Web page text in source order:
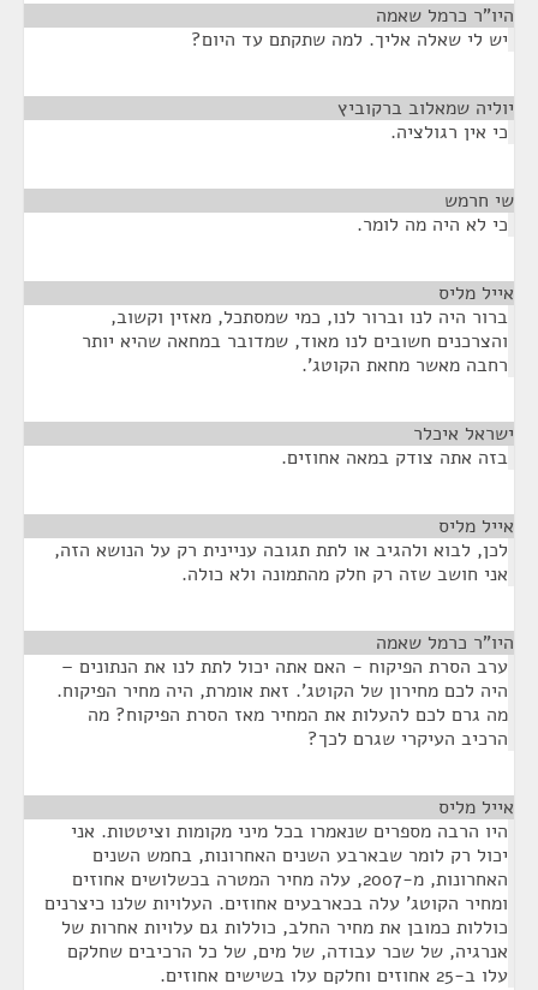
היו"ר כרמל שאמה
יש לי שאלה אליך. למה שתקתם עד היום?
יוליה שמאלוב ברקוביץ
כי אין רגולציה.
שי חרמש
כי לא היה מה לומר.
אייל מליס
ברור היה לנו וברור לנו, כמי שמסתכל, מאזין וקשוב,
והצרכנים חשובים לנו מאוד, שמדובר במחאה שהיא יותר
רחבה מאשר מחאת הקוטג'.
ישראל איכלר
בזה אתה צודק במאה אחוזים.
אייל מליס
לכן, לבוא ולהגיב או לתת תגובה עניינית רק על הנושא הזה,
אני חושב שזה רק חלק מהתמונה ולא כולה.
היו"ר כרמל שאמה
ערב הסרת הפיקוח - האם אתה יכול לתת לנו את הנתונים –
היה לכם מחירון של הקוטג'. זאת אומרת, היה מחיר הפיקוח.
מה גרם לכם להעלות את המחיר מאז הסרת הפיקוח? מה
הרכיב העיקרי שגרם לכך?
אייל מליס
היו הרבה מספרים שנאמרו בכל מיני מקומות וציטטות. אני
יכול רק לומר שבארבע השנים האחרונות, בחמש השנים
האחרונות, מ-2007, עלה מחיר המטרה בכשלושים אחוזים
ומחיר הקוטג' עלה בכארבעים אחוזים. העלויות שלנו כיצרנים
כוללות כמובן את מחיר החלב, כוללות גם עלויות אחרות של
אנרגיה, של שכר עבודה, של מים, של כל הרכיבים שחלקם
עלו ב-25 אחוזים וחלקם עלו בשישים אחוזים.